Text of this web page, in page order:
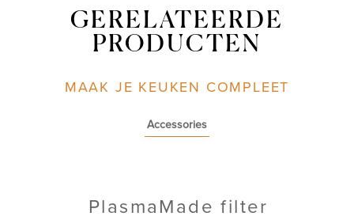
GERELATEERDE
PRODUCTEN
MAAK JE KEUKEN COMPLEET
Accessories
PlasmaMade filter